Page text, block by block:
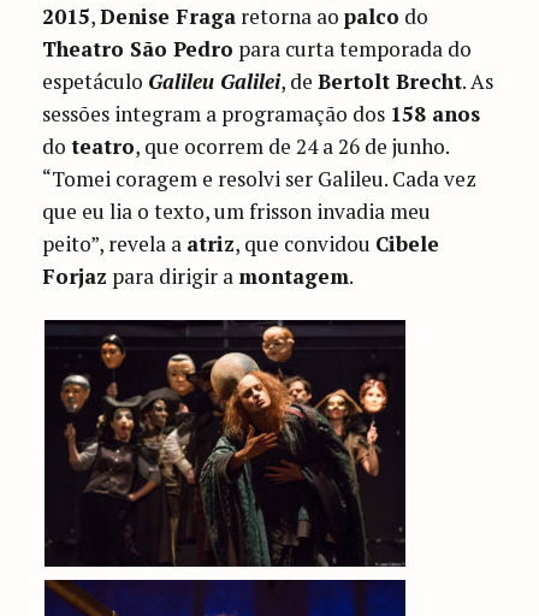
2015,Denise Fraga retorna aopalco do
Theatro São Pedro para curta temporada do
espetáculo Galileu Galilei, deBertolt Brecht. As
sessões integram a programação dos 158 anos
doteatro, que ocorrem de 24 a 26 de junho.
“Tomei coragem e resolvi ser Galileu. Cada vez
que eu lia o texto, um frisson invadia meu
peito”, revela a atriz, que convidou Cibele
Forjaz para dirigir amontagem.